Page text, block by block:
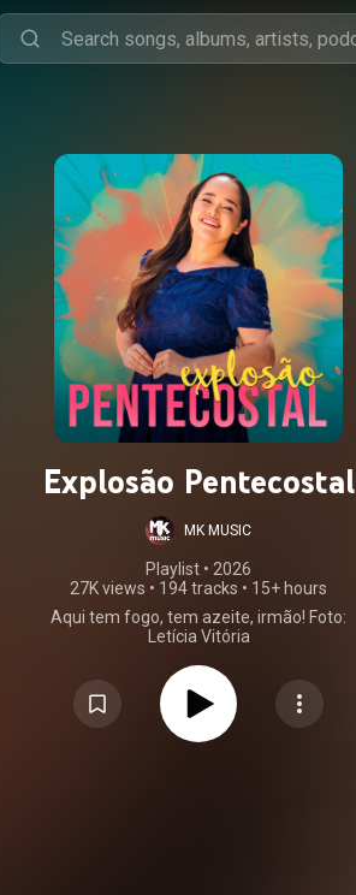
Explosão Pentecostal
MK MUSIC
Playlist • 2026
27K views • 194 tracks • 15+ hours
Aqui tem fogo, tem azeite, irmão! Foto:
Letícia Vitória